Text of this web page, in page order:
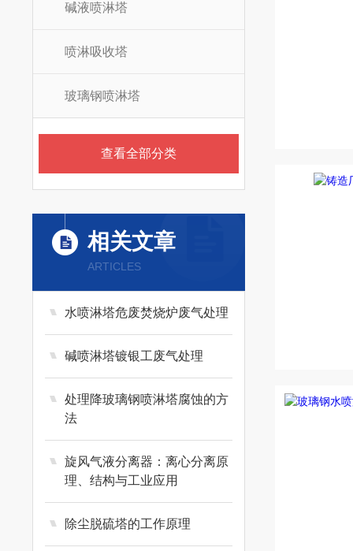
碱液喷淋塔
喷淋吸收塔
玻璃钢喷淋塔
查看全部分类
相关文章
ARTICLES
水喷淋塔危废焚烧炉废气处理
碱喷淋塔镀银工废气处理
处理降玻璃钢喷淋塔腐蚀的方
法
旋风气液分离器：离心分离原
理、结构与工业应用
除尘脱硫塔的工作原理